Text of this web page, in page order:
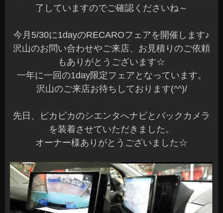
了していますのでご確認くださいね～
今月5/30に1dayのRECAROフェアを開催します♪
沢山のお問い合わせやご来店、お見積りのご依頼
もありがとうございます☆
一年に一回の1day限定フェアとなっています。
沢山のご来店お待ちしております(^^)/
先日、ピカピカのシエンタへナビとバックカメラ
を装着させていただきました。
オーナー様ありがとうございました☆